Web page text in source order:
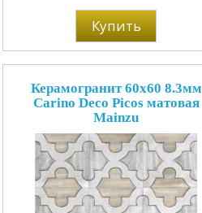
Купить
Керамогранит 60x60 8.3мм
Carino Deco Picos матовая
Mainzu